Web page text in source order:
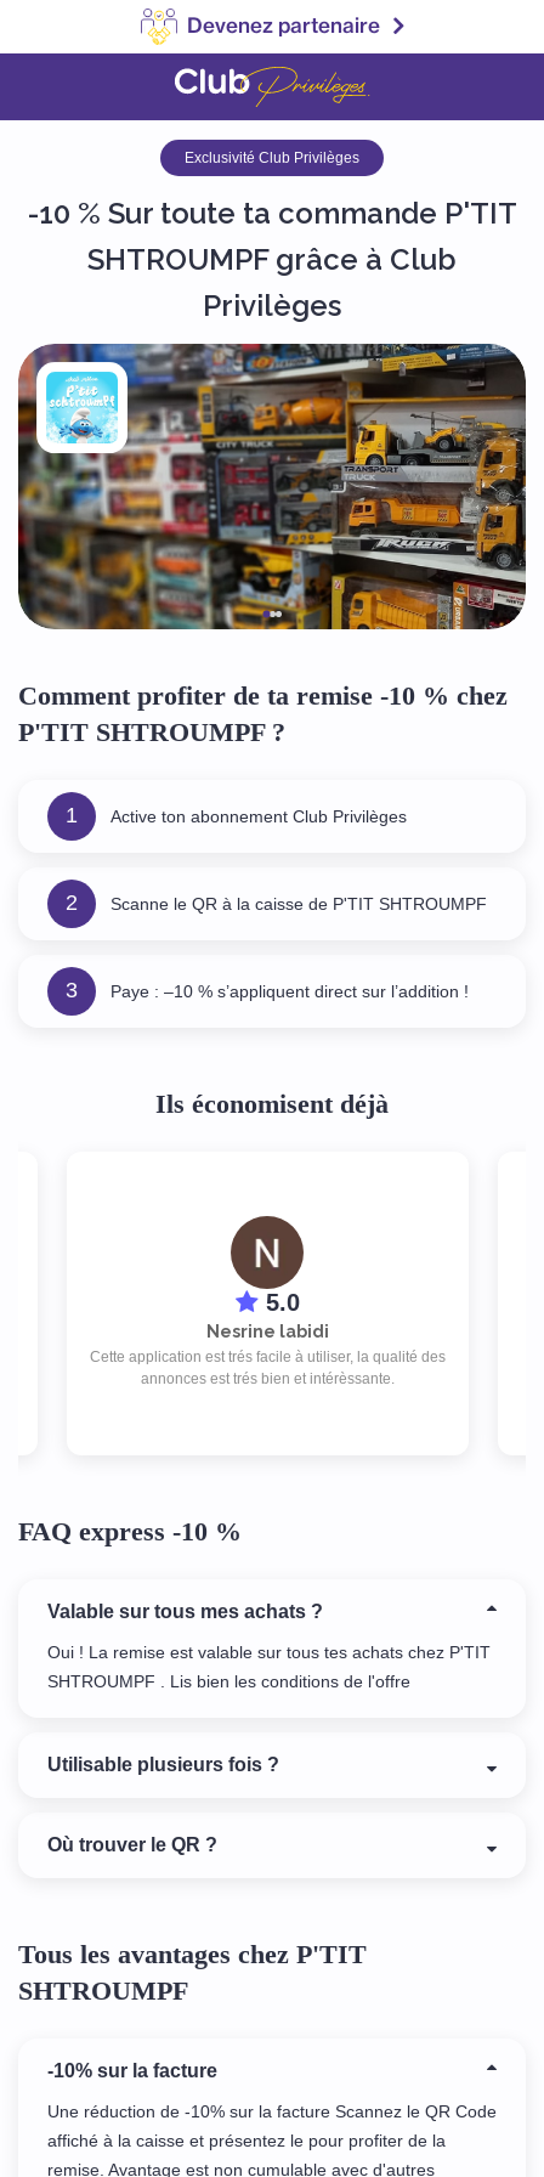
Devenez partenaire
Exclusivité Club Privilèges
-10 % Sur toute ta commande P'TIT
SHTROUMPF grâce à Club
Privilèges
Comment profiter de ta remise -10 % chez
P'TIT SHTROUMPF ?
1 Active ton abonnement Club Privilèges
2 Scanne le QR à la caisse de P'TIT SHTROUMPF
3 Paye : –10 % s’appliquent direct sur l’addition !
Ils économisent déjà
5.0
Nesrine labidi
Cette application est trés facile à utiliser, la qualité des
annonces est trés bien et intérèssante.
FAQ express -10 %
Valable sur tous mes achats ?
Oui ! La remise est valable sur tous tes achats chez P'TIT
SHTROUMPF . Lis bien les conditions de l'offre
Utilisable plusieurs fois ?
Où trouver le QR ?
Tous les avantages chez P'TIT
SHTROUMPF
-10% sur la facture
Une réduction de -10% sur la facture Scannez le QR Code
affiché à la caisse et présentez le pour profiter de la
remise. Avantage est non cumulable avec d'autres